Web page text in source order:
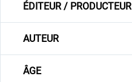
ÉDITEUR / PRODUCTEUR
AUTEUR
ÂGE